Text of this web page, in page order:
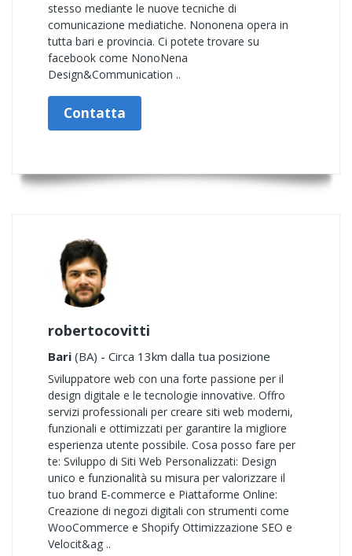
stesso mediante le nuove tecniche di
comunicazione mediatiche. Nononena opera in
tutta bari e provincia. Ci potete trovare su
facebook come NonoNena
Design&Communication ..
Contatta
robertocovitti
Bari (BA) - Circa 13km dalla tua posizione
Sviluppatore web con una forte passione per il
design digitale e le tecnologie innovative. Offro
servizi professionali per creare siti web moderni,
funzionali e ottimizzati per garantire la migliore
esperienza utente possibile. Cosa posso fare per
te: Sviluppo di Siti Web Personalizzati: Design
unico e funzionalità su misura per valorizzare il
tuo brand E-commerce e Piattaforme Online:
Creazione di negozi digitali con strumenti come
WooCommerce e Shopify Ottimizzazione SEO e
Velocit&ag ..